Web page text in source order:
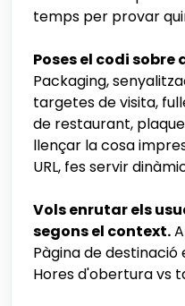
temps per provar
Poses el codi
Packaging,
targetes de visita,
de restaurant,
llençar la cosa
URL, fes servir
Vols enrutar els
segons el context.
Pàgina de
Hores d'obertura vs